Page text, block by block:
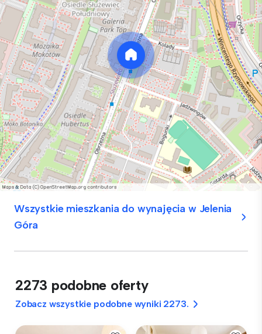
Wszystkie mieszkania do wynajęcia w Jelenia
Góra
2273 podobne oferty
Zobacz wszystkie podobne wyniki 2273.